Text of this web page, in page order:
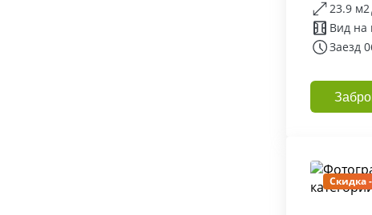
23.9 м2
Вид на
Заезд
Скидка